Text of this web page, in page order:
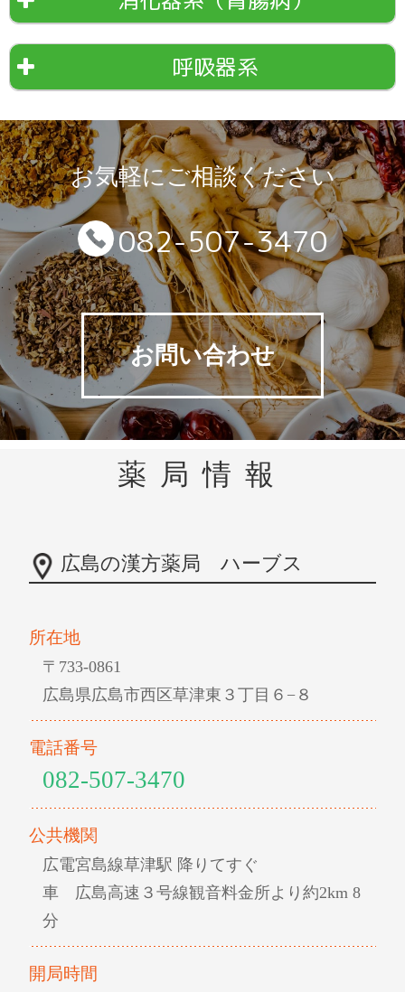
呼吸器系
お気軽にご相談ください
082-507-3470
お問い合わせ
薬局情報
広島の漢方薬局 ハーブス
所在地
〒733-0861
広島県広島市西区草津東３丁目６−８
電話番号
082-507-3470
公共機関
広電宮島線草津駅 降りてすぐ
車 広島高速３号線観音料金所より約2km 8
分
開局時間